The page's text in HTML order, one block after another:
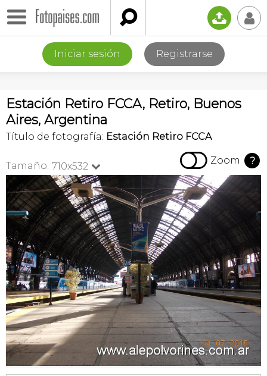
 📤 👤
Iniciar sesión Registrarse
Estación Retiro FCCA, Retiro, Buenos
Aires, Argentina
Título de fotografía: Estación Retiro FCCA
Tamaño: 710x532   Zoom ?